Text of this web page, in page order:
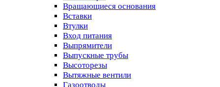
Вращающиеся основания
Вставки
Втулки
Вход питания
Выпрямители
Выпускные трубы
Высоторезы
Вытяжные вентили
Газоотводы